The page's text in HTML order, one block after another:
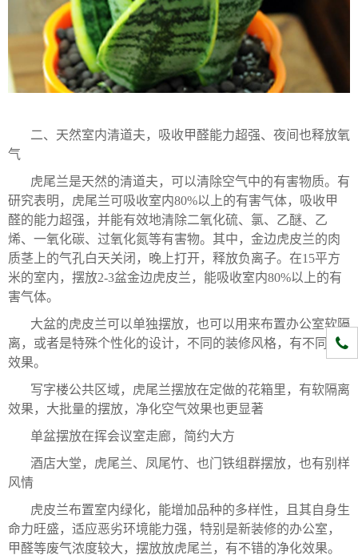
二、天然室内清道夫，吸收甲醛能力超强、夜间也释放氧
气
虎尾兰是天然的清道夫，可以清除空气中的有害物质。有
研究表明，虎尾兰可吸收室内80%以上的有害气体，吸收甲
醛的能力超强，并能有效地清除二氧化硫、氯、乙醚、乙
烯、一氧化碳、过氧化氮等有害物。其中，金边虎皮兰的肉
质茎上的气孔白天关闭，晚上打开，释放负离子。在15平方
米的室内，摆放2-3盆金边虎皮兰，能吸收室内80%以上的有
害气体。
大盆的虎皮兰可以单独摆放，也可以用来布置办公室软隔
离，或者是特殊个性化的设计，不同的装修风格，有不同的
效果。
写字楼公共区域，虎尾兰摆放在定做的花箱里，有软隔离
效果，大批量的摆放，净化空气效果也更显著
单盆摆放在挥会议室走廊，简约大方
酒店大堂，虎尾兰、凤尾竹、也门铁组群摆放，也有别样
风情
虎皮兰布置室内绿化，能增加品种的多样性，且其自身生
命力旺盛，适应恶劣环境能力强，特别是新装修的办公室，
甲醛等废气浓度较大，摆放放虎尾兰，有不错的净化效果。